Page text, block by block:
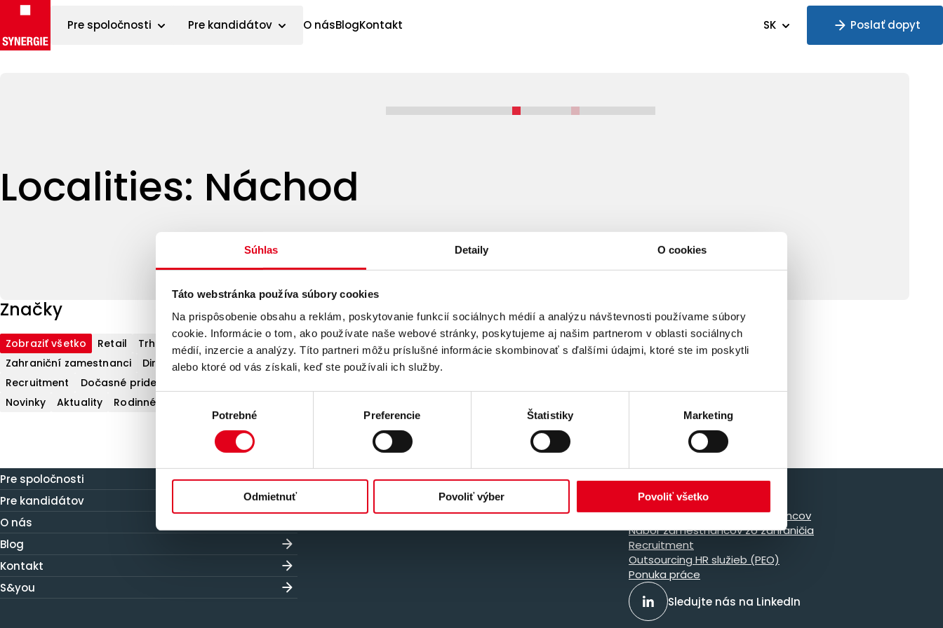
Súhlas Detaily O cookies
Táto webstránka používa súbory cookies
Na prispôsobenie obsahu a reklám, poskytovanie funkcií sociálnych médií a analýzu návštevnosti používame súbory
cookie. Informácie o tom, ako používate naše webové stránky, poskytujeme aj našim partnerom v oblasti sociálnych
médií, inzercie a analýzy. Títo partneri môžu príslušné informácie skombinovať s ďalšími údajmi, ktoré ste im poskytli
alebo ktoré od vás získali, keď ste používali ich služby.
Výber
Potrebné Preferencie Štatistiky Marketing
Odmietnuť Povoliť výber Povoliť všetko
Pre spoločnosti Pre kandidátov O násBlogKontakt SK Poslať dopyt
Localities: Náchod
Značky
Zobraziť všetko Retail
Trh práce
Zahraniční zamestnanci
Direct Search
S&you
Recruitment
Dočasné pridelenie
Novinky
Aktuality Rodinné firmy
Pre spoločnosti
Pre kandidátov
O nás
Blog
Kontakt
S&you
Naše služby
Dočasné pridelenie zamestnancov
Nábor zamestnancov zo zahraničia
Recruitment
Outsourcing HR služieb (PEO)
Ponuka práce
Sledujte nás na LinkedIn